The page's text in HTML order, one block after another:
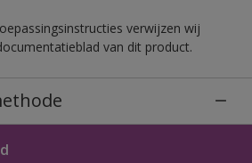
verwijzen wij
van dit product.